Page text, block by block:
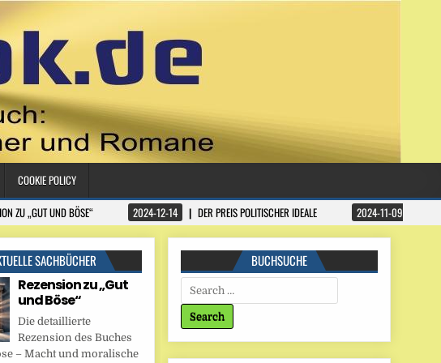
COOKIE POLICY
ZU „GUT UND BÖSE“ 2024-12-14 DER PREIS POLITISCHER IDEALE 2024-11-09
SACHBÜCHER
Rezension zu „Gut
und Böse“
Die detaillierte
Rezension des Buches
– Macht und moralische
BUCHSUCHE
Search for: